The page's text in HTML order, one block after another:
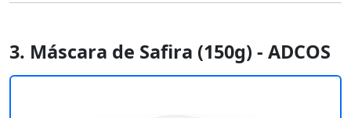
3. Máscara de Safira (150g) - ADCOS